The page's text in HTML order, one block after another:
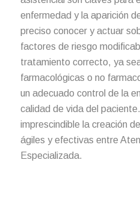
enfermedad y la aparición
preciso conocer y actuar
factores de riesgo
tratamiento correcto, ya
farmacológicas o no
un adecuado control de la
calidad de vida del
imprescindible la creación
ágiles y efectivas entre
Especializada.